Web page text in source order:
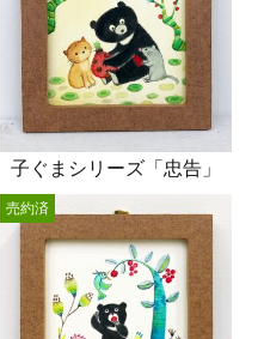
子ぐまシリーズ「忠告」
売約済